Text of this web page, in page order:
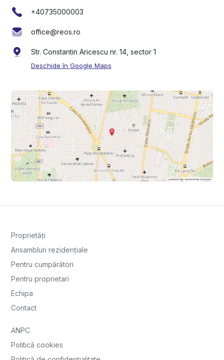
+40735000003
office@reos.ro
Str. Constantin Aricescu nr. 14, sector 1
Deschide în Google Maps
Proprietăți
Ansambluri rezidențiale
Pentru cumpărători
Pentru proprietari
Echipa
Contact
ANPC
Politică cookies